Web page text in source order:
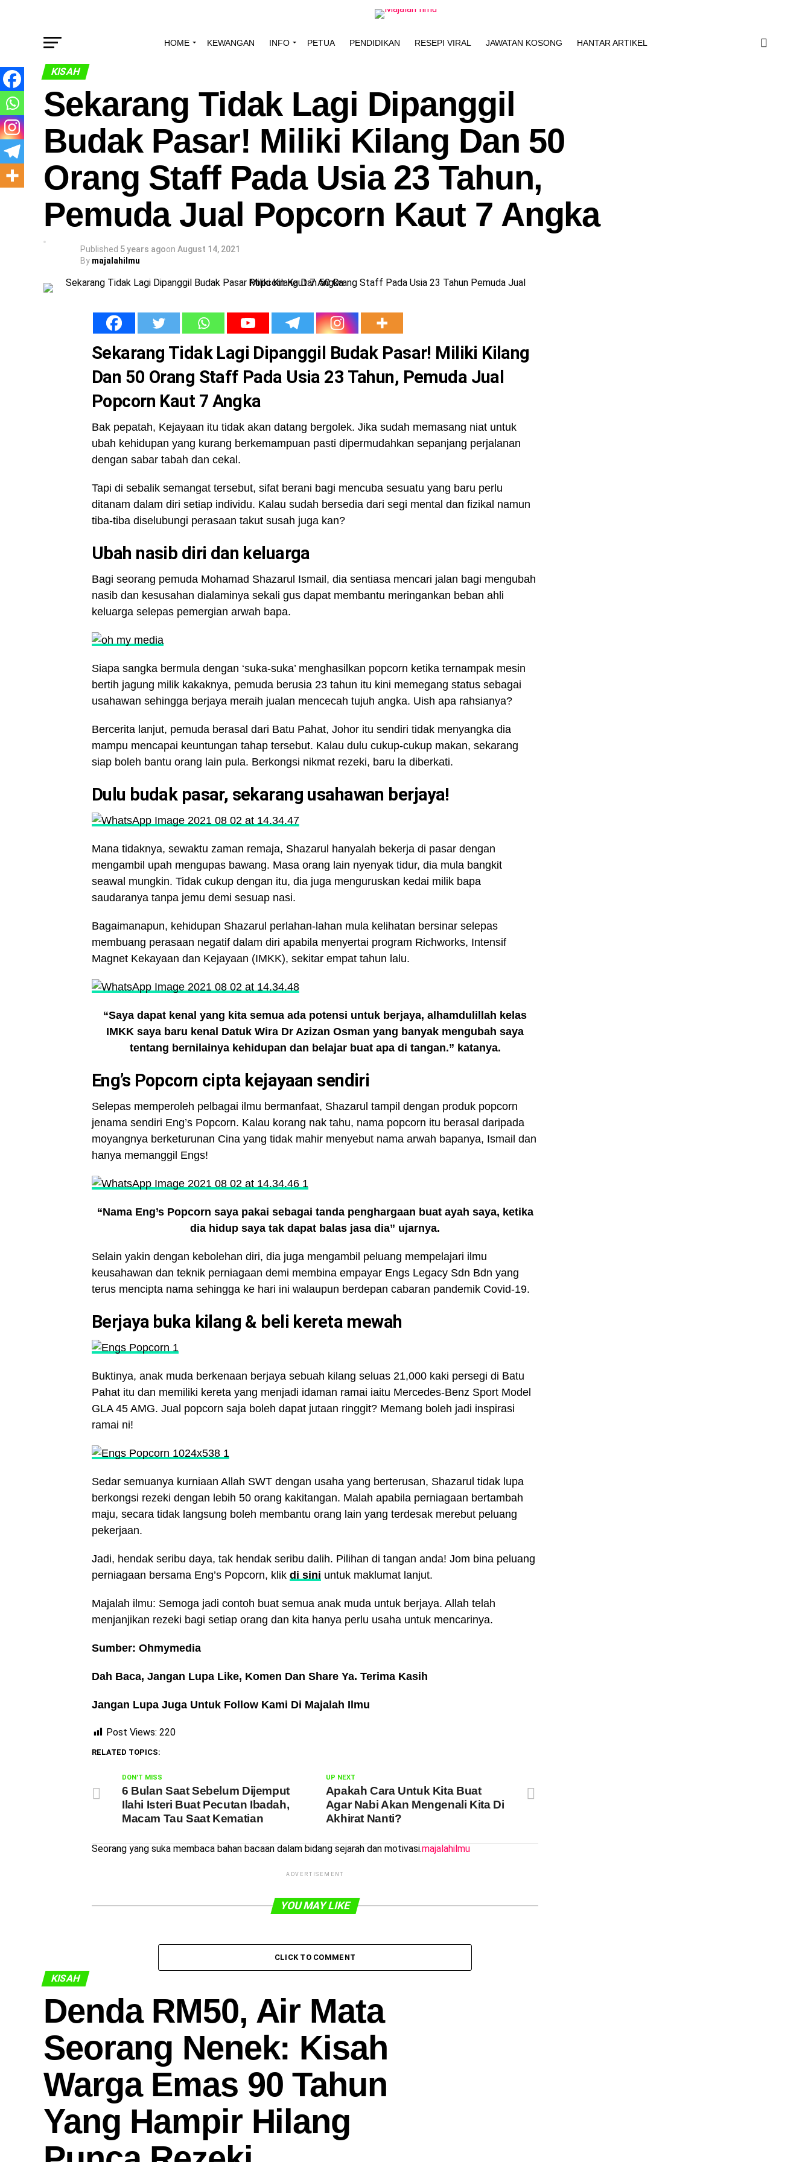
HOME KEWANGAN INFO PETUA PENDIDIKAN RESEPI VIRAL JAWATAN KOSONG HANTAR ARTIKEL
KISAH
Sekarang Tidak Lagi Dipanggil
Budak Pasar! Miliki Kilang Dan 50
Orang Staff Pada Usia 23 Tahun,
Pemuda Jual Popcorn Kaut 7 Angka
Published 5 years agoon August 14, 2021
By majalahilmu
Sekarang Tidak Lagi Dipanggil Budak Pasar! Miliki Kilang
Dan 50 Orang Staff Pada Usia 23 Tahun, Pemuda Jual
Popcorn Kaut 7 Angka
Bak pepatah, Kejayaan itu tidak akan datang bergolek. Jika sudah memasang niat untuk
ubah kehidupan yang kurang berkemampuan pasti dipermudahkan sepanjang perjalanan
dengan sabar tabah dan cekal.
Tapi di sebalik semangat tersebut, sifat berani bagi mencuba sesuatu yang baru perlu
ditanam dalam diri setiap individu. Kalau sudah bersedia dari segi mental dan fizikal namun
tiba-tiba diselubungi perasaan takut susah juga kan?
Ubah nasib diri dan keluarga
Bagi seorang pemuda Mohamad Shazarul Ismail, dia sentiasa mencari jalan bagi mengubah
nasib dan kesusahan dialaminya sekali gus dapat membantu meringankan beban ahli
keluarga selepas pemergian arwah bapa.
Siapa sangka bermula dengan ‘suka-suka’ menghasilkan popcorn ketika ternampak mesin
bertih jagung milik kakaknya, pemuda berusia 23 tahun itu kini memegang status sebagai
usahawan sehingga berjaya meraih jualan mencecah tujuh angka. Uish apa rahsianya?
Bercerita lanjut, pemuda berasal dari Batu Pahat, Johor itu sendiri tidak menyangka dia
mampu mencapai keuntungan tahap tersebut. Kalau dulu cukup-cukup makan, sekarang
siap boleh bantu orang lain pula. Berkongsi nikmat rezeki, baru la diberkati.
Dulu budak pasar, sekarang usahawan berjaya!
Mana tidaknya, sewaktu zaman remaja, Shazarul hanyalah bekerja di pasar dengan
mengambil upah mengupas bawang. Masa orang lain nyenyak tidur, dia mula bangkit
seawal mungkin. Tidak cukup dengan itu, dia juga menguruskan kedai milik bapa
saudaranya tanpa jemu demi sesuap nasi.
Bagaimanapun, kehidupan Shazarul perlahan-lahan mula kelihatan bersinar selepas
membuang perasaan negatif dalam diri apabila menyertai program Richworks, Intensif
Magnet Kekayaan dan Kejayaan (IMKK), sekitar empat tahun lalu.
“Saya dapat kenal yang kita semua ada potensi untuk berjaya, alhamdulillah kelas
IMKK saya baru kenal Datuk Wira Dr Azizan Osman yang banyak mengubah saya
tentang bernilainya kehidupan dan belajar buat apa di tangan.” katanya.
Eng’s Popcorn cipta kejayaan sendiri
Selepas memperoleh pelbagai ilmu bermanfaat, Shazarul tampil dengan produk popcorn
jenama sendiri Eng’s Popcorn. Kalau korang nak tahu, nama popcorn itu berasal daripada
moyangnya berketurunan Cina yang tidak mahir menyebut nama arwah bapanya, Ismail dan
hanya memanggil Engs!
“Nama Eng’s Popcorn saya pakai sebagai tanda penghargaan buat ayah saya, ketika
dia hidup saya tak dapat balas jasa dia” ujarnya.
Selain yakin dengan kebolehan diri, dia juga mengambil peluang mempelajari ilmu
keusahawan dan teknik perniagaan demi membina empayar Engs Legacy Sdn Bdn yang
terus mencipta nama sehingga ke hari ini walaupun berdepan cabaran pandemik Covid-19.
Berjaya buka kilang & beli kereta mewah
Buktinya, anak muda berkenaan berjaya sebuah kilang seluas 21,000 kaki persegi di Batu
Pahat itu dan memiliki kereta yang menjadi idaman ramai iaitu Mercedes-Benz Sport Model
GLA 45 AMG. Jual popcorn saja boleh dapat jutaan ringgit? Memang boleh jadi inspirasi
ramai ni!
Sedar semuanya kurniaan Allah SWT dengan usaha yang berterusan, Shazarul tidak lupa
berkongsi rezeki dengan lebih 50 orang kakitangan. Malah apabila perniagaan bertambah
maju, secara tidak langsung boleh membantu orang lain yang terdesak merebut peluang
pekerjaan.
Jadi, hendak seribu daya, tak hendak seribu dalih. Pilihan di tangan anda! Jom bina peluang
perniagaan bersama Eng’s Popcorn, klik di sini untuk maklumat lanjut.
Majalah ilmu: Semoga jadi contoh buat semua anak muda untuk berjaya. Allah telah
menjanjikan rezeki bagi setiap orang dan kita hanya perlu usaha untuk mencarinya.
Sumber: Ohmymedia
Dah Baca, Jangan Lupa Like, Komen Dan Share Ya. Terima Kasih
Jangan Lupa Juga Untuk Follow Kami Di Majalah Ilmu
Post Views: 220
RELATED TOPICS:
UP NEXT
Apakah Cara Untuk Kita Buat
Agar Nabi Akan Mengenali Kita Di
Akhirat Nanti?
DON'T MISS
6 Bulan Saat Sebelum Dijemput
Ilahi Isteri Buat Pecutan Ibadah,
Macam Tau Saat Kematian
majalahilmu
Seorang yang suka membaca bahan bacaan dalam bidang sejarah dan motivasi.
ADVERTISEMENT
YOU MAY LIKE
CLICK TO COMMENT
KISAH
Denda RM50, Air Mata
Seorang Nenek: Kisah
Warga Emas 90 Tahun
Yang Hampir Hilang